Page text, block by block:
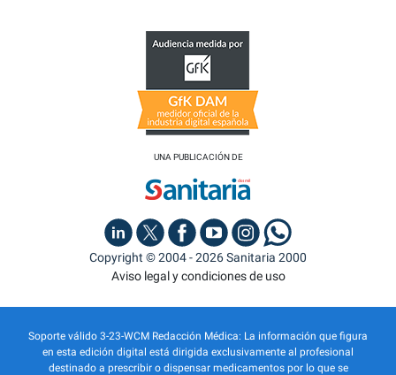
UNA PUBLICACIÓN DE
Copyright © 2004 - 2026 Sanitaria 2000
Aviso legal y condiciones de uso
Soporte válido 3-23-WCM Redacción Médica: La información que figura
en esta edición digital está dirigida exclusivamente al profesional
destinado a prescribir o dispensar medicamentos por lo que se